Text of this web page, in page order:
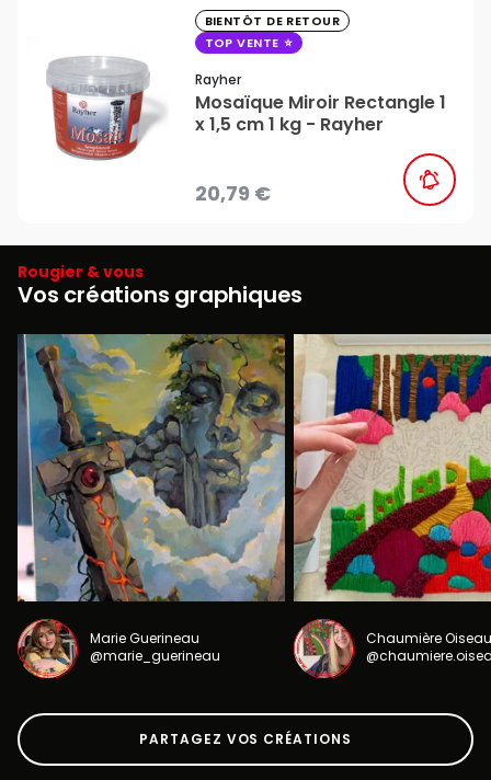
BIENTÔT DE RETOUR
TOP VENTE
Rayher
Mosaïque Miroir Rectangle 1
x 1,5 cm 1 kg - Rayher
20,79 €
Rougier & vous
Vos créations graphiques
Marie Guerineau
@marie_guerineau
Chaumière Oiseau
PARTAGEZ VOS CRÉATIONS